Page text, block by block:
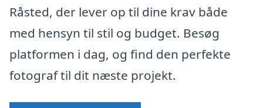
Råsted, der lever op til dine krav både
med hensyn til stil og budget. Besøg
platformen i dag, og find den perfekte
fotograf til dit næste projekt.